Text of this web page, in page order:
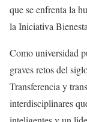
que se enfrenta la
la Iniciativa
Como universidad
graves retos del
Transferencia y
interdisciplinares